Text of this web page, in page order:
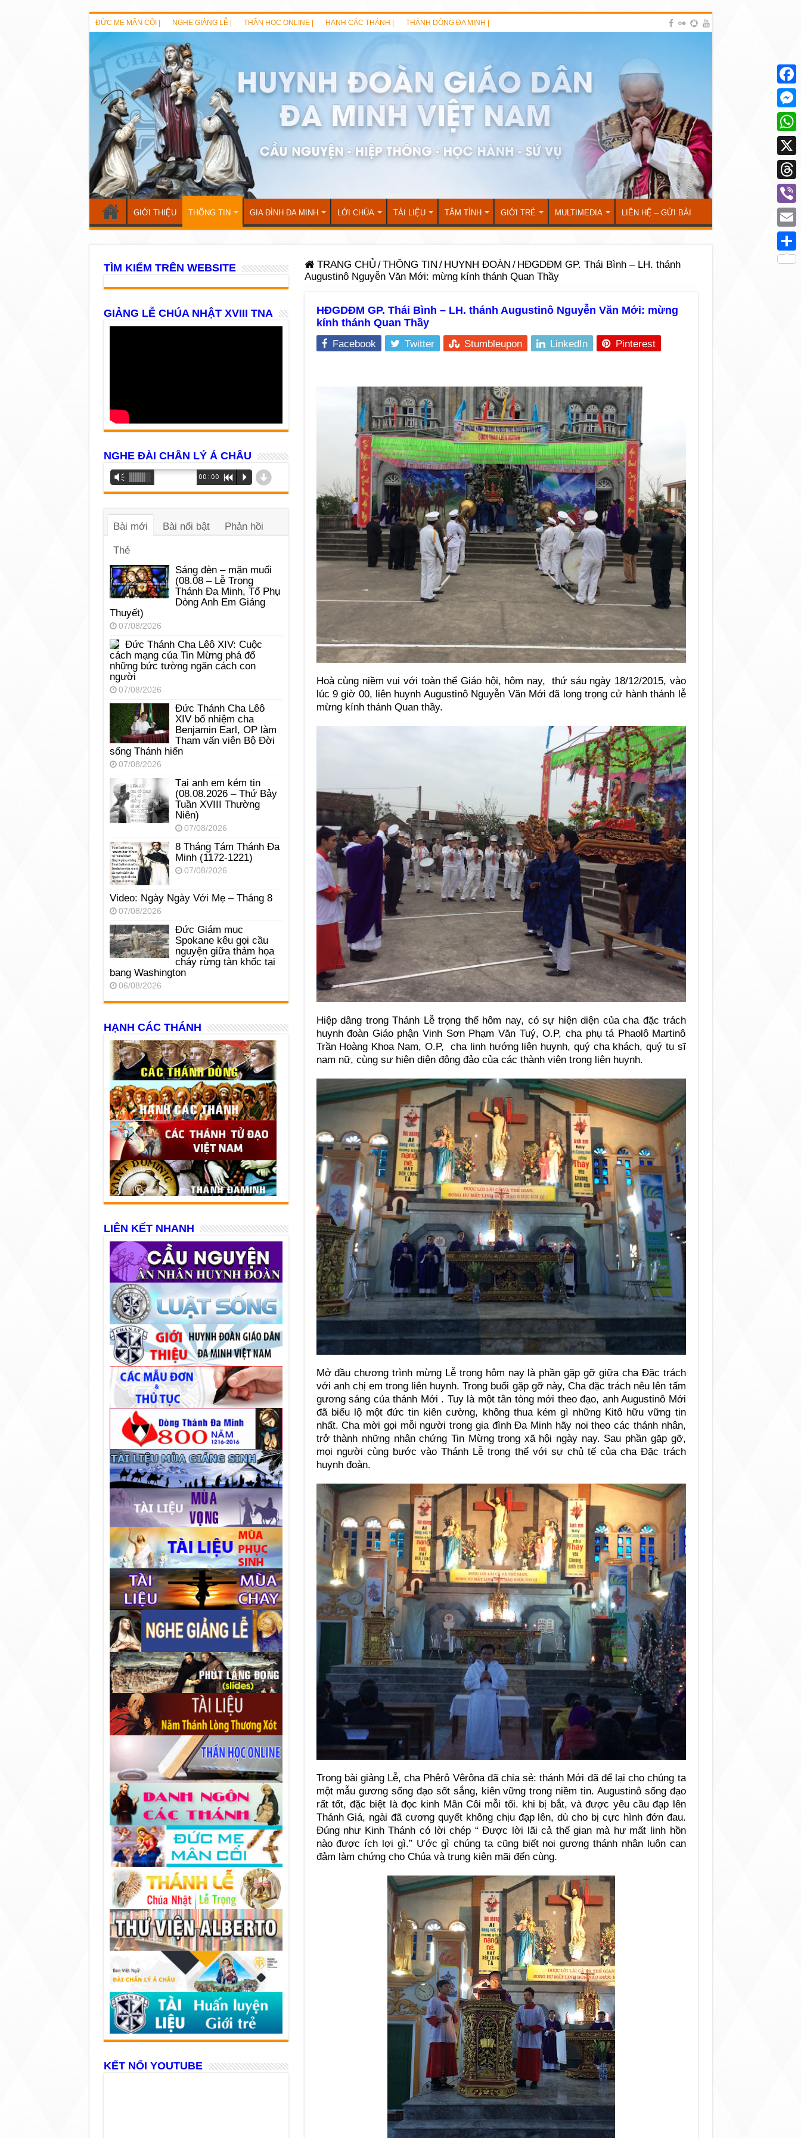
ĐỨC MẸ MÂN CÔI | NGHE GIẢNG LỄ | THẦN HỌC ONLINE | HẠNH CÁC THÁNH | THÁNH DÒNG ĐA MINH |
GIỚI THIỆU THÔNG TIN GIA ĐÌNH ĐA MINH LỜI CHÚA TÀI LIỆU TÂM TÌNH GIỚI TRẺ MULTIMEDIA LIÊN HỆ – GỬI BÀI
TRANG CHỦ /THÔNG TIN / HUYNH ĐOÀN / HĐGDĐM GP. Thái Bình – LH. thánh
Augustinô Nguyễn Văn Mới: mừng kính thánh Quan Thầy
HĐGDĐM GP. Thái Bình – LH. thánh Augustinô Nguyễn Văn Mới: mừng
kính thánh Quan Thầy
Facebook Twitter Stumbleupon LinkedIn Pinterest
Hoà cùng niềm vui với toàn thể Giáo hội, hôm nay, thứ sáu ngày 18/12/2015, vào
lúc 9 giờ 00, liên huynh Augustinô Nguyễn Văn Mới đã long trọng cử hành thánh lễ
mừng kính thánh Quan thầy.
Hiệp dâng trong Thánh Lễ trọng thể hôm nay, có sự hiện diện của cha đặc trách
huynh đoàn Giáo phận Vinh Sơn Phạm Văn Tuý, O.P, cha phụ tá Phaolô Martinô
Trần Hoàng Khoa Nam, O.P, cha linh hướng liên huynh, quý cha khách, quý tu sĩ
nam nữ, cùng sự hiện diện đông đảo của các thành viên trong liên huynh.
Mở đầu chương trình mừng Lễ trọng hôm nay là phần gặp gỡ giữa cha Đặc trách
với anh chị em trong liên huynh. Trong buổi gặp gỡ này, Cha đặc trách nêu lên tấm
gương sáng của thánh Mới . Tuy là một tân tòng mới theo đạo, anh Augustinô Mới
đã biểu lộ một đức tin kiên cường, không thua kém gì những Kitô hữu vững tin
nhất. Cha mời gọi mỗi người trong gia đình Đa Minh hãy noi theo các thánh nhân,
trở thành những nhân chứng Tin Mừng trong xã hội ngày nay. Sau phần gặp gỡ,
mọi người cùng bước vào Thánh Lễ trọng thể với sự chủ tế của cha Đặc trách
huynh đoàn.
Trong bài giảng Lễ, cha Phêrô Vêrôna đã chia sẻ: thánh Mới đã để lại cho chúng ta
một mẫu gương sống đạo sốt sắng, kiên vững trong niềm tin. Augustinô sống đạo
rất tốt, đặc biệt là đọc kinh Mân Côi mỗi tối. khi bị bắt, và được yêu cầu đạp lên
Thánh Giá, ngài đã cương quyết không chịu đạp lên, dù cho bị cực hình đớn đau.
Đúng như Kinh Thánh có lời chép “ Được lời lãi cả thế gian mà hư mất linh hồn
nào được ích lợi gì.” Ước gì chúng ta cũng biết noi gương thánh nhân luôn can
đảm làm chứng cho Chúa và trung kiên mãi đến cùng.
TÌM KIẾM TRÊN WEBSITE
GIẢNG LỄ CHÚA NHẬT XVIII TNA
NGHE ĐÀI CHÂN LÝ Á CHÂU
Trình
phát
âm
Vm 00:00 R P d
Bài mới Bài nổi bật Phản hồi
Thẻ
Sáng đèn – mặn muối
(08.08 – Lễ Trọng
Thánh Đa Minh, Tổ Phụ
Dòng Anh Em Giảng
Thuyết)
07/08/2026
Đức Thánh Cha Lêô XIV: Cuộc
cách mạng của Tin Mừng phá đổ
những bức tường ngăn cách con
người
07/08/2026
Đức Thánh Cha Lêô
XIV bổ nhiệm cha
Benjamin Earl, OP làm
Tham vấn viên Bộ Đời
sống Thánh hiến
07/08/2026
Tại anh em kém tin
(08.08.2026 – Thứ Bảy
Tuần XVIII Thường
Niên)
07/08/2026
8 Tháng Tám Thánh Ða
Minh (1172-1221)
07/08/2026
Video: Ngày Ngày Với Mẹ – Tháng 8
07/08/2026
Đức Giám mục
Spokane kêu gọi cầu
nguyện giữa thảm họa
cháy rừng tàn khốc tại
bang Washington
06/08/2026
HẠNH CÁC THÁNH
LIÊN KẾT NHANH
KẾT NỐI YOUTUBE
X
Viber